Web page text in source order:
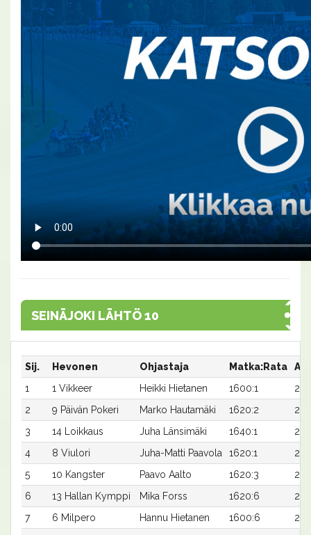
SEINÄJOKI LÄHTÖ 10
Sij. Hevonen Ohjastaja Matka:Rata
1
1 Vikkeer Heikki Hietanen 1600:1
2
9 Päivän Pokeri Marko Hautamäki 1620:2
27,7
3
14 Loikkaus Juha Länsimäki 1640:1
4
8 Viulori Juha-Matti Paavola 1620:1
5
10 Kangster Paavo Aalto 1620:3
6
13 Hallan Kymppi Mika Forss 1620:6
27,9
7
6 Milpero Hannu Hietanen 1600:6
29,1